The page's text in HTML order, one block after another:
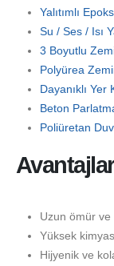
Yalıtımlı
Su / Ses / Isı
3 Boyutlu
Polyürea
Dayanıklı Yer
Beton
Poliüretan
Avantajlar
Uzun ömür ve
Yüksek
Hijyenik ve